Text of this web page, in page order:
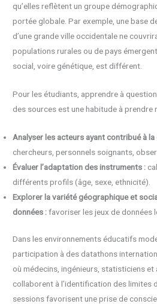
qu’elles reflètent un groupe
portée globale. Par exemple, une base
d’une grande ville occidentale ne
populations rurales ou de pays
social, voire génétique, est différent.
Pour les étudiants, apprendre à
des sources est une habitude à prendre
Analyser les acteurs ayant contribué à la
chercheurs, personnels soignants,
Évaluer l’adaptation des instruments :
différents profils (âge, sexe, ethnicité).
Explorer la variété géographique et
données :favoriser les jeux de données
Dans les environnements éducatifs
participation à des datathons
où médecins, ingénieurs, statisticiens et
collaborent à l’identification des limites
sessions favorisent une prise de